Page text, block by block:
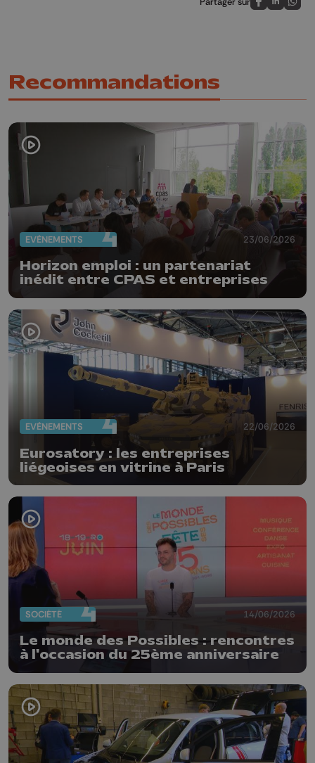
Partagez sur
Partagez
Recommandations
EVÈNEMENTS 23/06/2026
Horizon emploi : un partenariat
inédit entre CPAS et entreprises
EVÈNEMENTS 22/06/2026
Eurosatory : les entreprises
liégeoises en vitrine à Paris
SOCIÉTÉ 14/06/2026
Le monde des Possibles : rencontres
à l'occasion du 25ème anniversaire